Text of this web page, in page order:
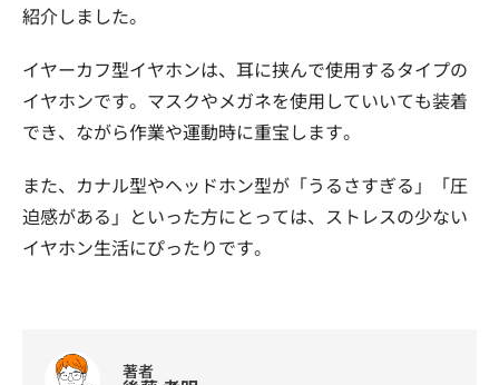
紹介しました。
イヤーカフ型イヤホンは、耳に挟んで使用するタイプの
イヤホンです。マスクやメガネを使用していいても装着
でき、ながら作業や運動時に重宝します。
また、カナル型やヘッドホン型が「うるさすぎる」「圧
迫感がある」といった方にとっては、ストレスの少ない
イヤホン生活にぴったりです。
著者